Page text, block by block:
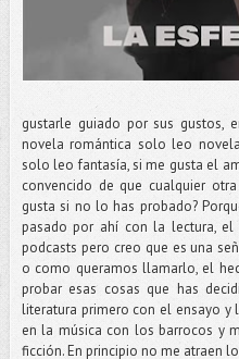
gustarle guiado por sus gustos,
novela romántica solo leo
solo leo fantasía, si me gusta el
convencido de que cualquier
gusta si no lo has probado?
pasado por ahí con la lectura, el
podcasts pero creo que es una
o como queramos llamarlo, el
probar esas cosas que has
literatura primero con el ensayo y
en la música con los barrocos y
ficción. En principio no me atraen